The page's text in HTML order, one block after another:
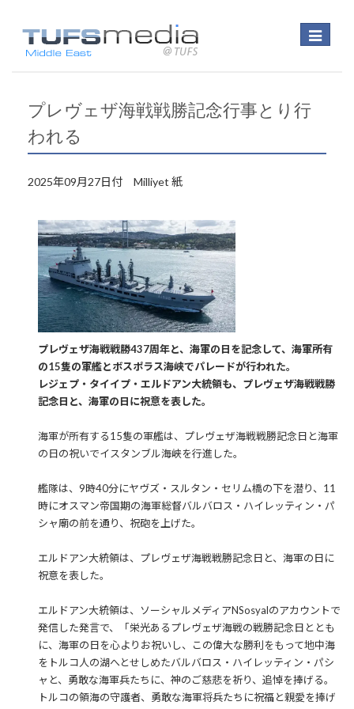
Toggle
プレヴェザ海戦戦勝記念行事とり行
われる
2025年09月27日付 Milliyet 紙
プレヴェザ海戦戦勝437周年と、海軍の日を記念して、海軍所有
の15隻の軍艦とボスポラス海峡でパレードが行われた。
レジェプ・タイイプ・エルドアン大統領も、プレヴェザ海戦戦勝
記念日と、海軍の日に祝意を表した。
海軍が所有する15隻の軍艦は、プレヴェザ海戦戦勝記念日と海軍
の日の祝いでイスタンブル海峡を行進した。
艦隊は、9時40分にヤヴズ・スルタン・セリム橋の下を潜り、11
時にオスマン帝国期の海軍総督バルバロス・ハイレッティン・パ
シャ廟の前を通り、祝砲を上げた。
エルドアン大統領は、プレヴェザ海戦戦勝記念日と、海軍の日に
祝意を表した。
エルドアン大統領は、ソーシャルメディアNSosyalのアカウントで
発信した発言で、「栄光あるプレヴェザ海戦の戦勝記念日ととも
に、海軍の日を心よりお祝いし、この偉大な勝利をもって地中海
をトルコ人の湖へとせしめたバルバロス・ハイレッティン・パシ
ャと、勇敢な海軍兵たちに、神のご慈悲を祈り、追悼を捧げる。
トルコの領海の守護者、勇敢な海軍将兵たちに祝福と親愛を捧げ